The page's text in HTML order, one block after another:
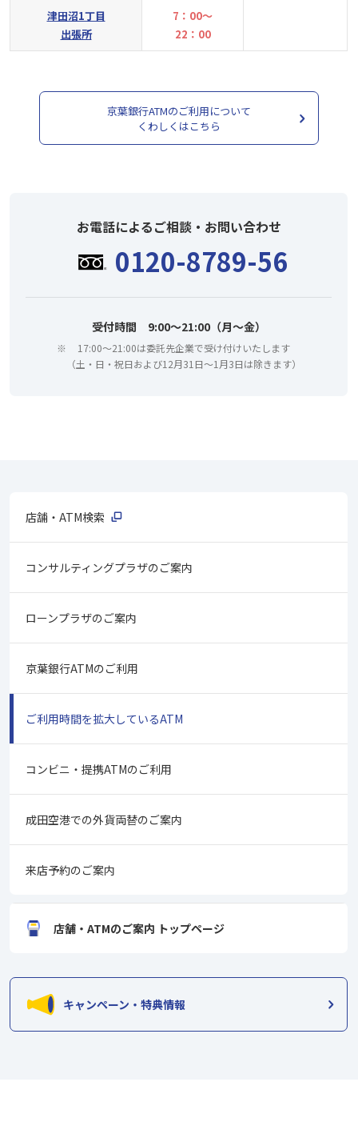
津田沼1丁目
出張所
7：00～
22：00
京葉銀行ATMのご利用について
くわしくはこちら
お電話によるご相談・お問い合わせ
0120-8789-56
受付時間 9:00～21:00（月～金）
※
17:00～21:00は委託先企業で受け付けいたします
（土・日・祝日および12月31日～1月3日は除きます）
店舗・ATM検索
コンサルティングプラザのご案内
ローンプラザのご案内
京葉銀行ATMのご利用
ご利用時間を拡大しているATM
コンビニ・提携ATMのご利用
成田空港での外貨両替のご案内
来店予約のご案内
店舗・ATMのご案内 トップページ
キャンペーン・特典情報